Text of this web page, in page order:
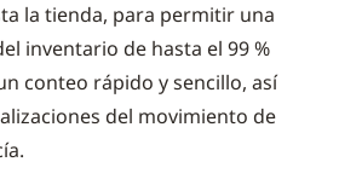
la tienda, para permitir una
inventario de hasta el 99 %
conteo rápido y sencillo, así
del movimiento de